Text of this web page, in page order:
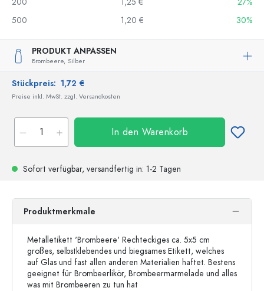
500
1,20 € 30%
PRODUKT ANPASSEN
Brombeere, Silber
Stückpreis: 1,72 €
Preise inkl. MwSt. zzgl. Versandkosten
In den Warenkorb
Sofort verfügbar, versandfertig in: 1-2 Tagen
Produktmerkmale
Metalletikett 'Brombeere' Rechteckiges ca. 5x5 cm
großes, selbstklebendes und biegsames Etikett, welches
auf Glas und fast allen anderen Materialien haftet. Bestens
geeignet für Brombeerlikör, Brombeermarmelade und alles
was mit Brombeeren zu tun hat